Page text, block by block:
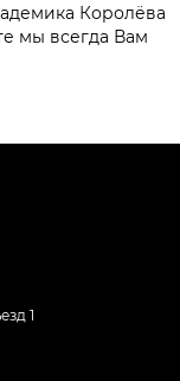
Королёва
мы всегда Вам
1